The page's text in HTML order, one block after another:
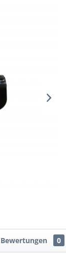
Bewertungen 0